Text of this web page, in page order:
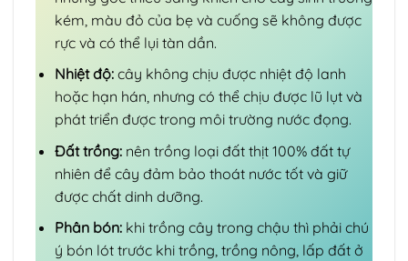
kém, màu đỏ của bẹ và cuống sẽ không được
rực và có thể lụi tàn dần.
Nhiệt độ: cây không chịu được nhiệt độ lanh
hoặc hạn hán, nhưng có thể chịu được lũ lụt và
phát triển được trong môi trường nước đọng.
Đất trồng:nên trồng loại đất thịt 100% đất tự
nhiên để cây đảm bảo thoát nước tốt và giữ
được chất dinh dưỡng.
Phân bón:khi trồng cây trong chậu thì phải chú
ý bón lót trước khi trồng, trồng nông, lấp đất ở